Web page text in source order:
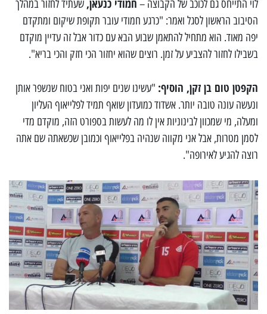
לוי התייחס גם לכוכב של הקבוצה – חמודי כנעאן, שעתיד לחזור במהלך
הסיבוב הראשון לסגל ואמר: "כרגע חמודי עובר תקופת שיקום ומתקדם
יפה מאוד. הוא מתחיל להתאמן שבוע הבא עם כדור אבל זה עדיין מוקדם
בשבילו לחזור להצביע על זמן. רוצים שהוא יחזור הכי חזק והכי בריא".
הקפטן טום בן זקן, הוסיף: "עשינו שנים יפות ואני בטוח שנשפר אותן
ונעשה עונה טובה יותר. אשדוד כמועדון שואף תמיד לפלייאוף העליון
ומעלה, מי שמכוון לבינוניות אין לו מה לעשות בספורט הזה, מוקדם מדי
לסמן מטרות, אבל אני מקווה שנהיה בפלייאוף וכמובן שכשאתה שם אתה
רוצה להגיע לאירופה".